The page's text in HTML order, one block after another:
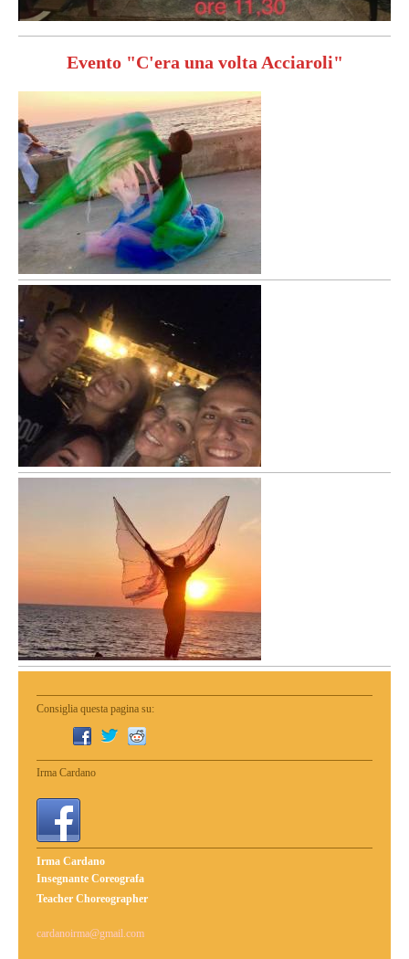
Evento "C'era una volta Acciaroli"
Consiglia questa pagina su:
Irma Cardano
Irma Cardano
Insegnante Coreografa
Teacher Choreographer
cardanoirma@gmail.com